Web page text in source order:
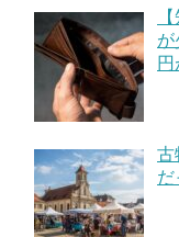
が
円
古
だ